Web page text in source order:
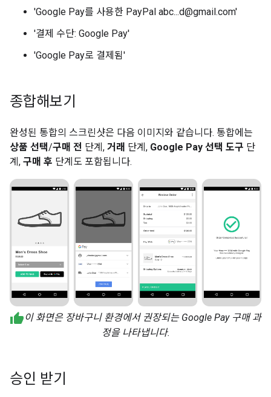
'Google Pay를 사용한 PayPal abc...d@gmail.com'
'결제 수단: Google Pay'
'Google Pay로 결제됨'
종합해보기
완성된 통합의 스크린샷은 다음 이미지와 같습니다. 통합에는
상품 선택/구매 전 단계, 거래 단계, Google Pay 선택 도구 단
계, 구매 후 단계도 포함됩니다.
이 화면은 장바구니 환경에서 권장되는 Google Pay 구매 과
정을 나타냅니다.
승인 받기